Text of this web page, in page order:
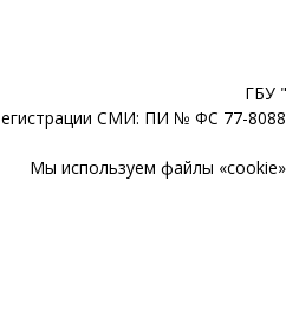
ГБУ
СМИ: ПИ № ФС 77-
Мы используем файлы «cookie»